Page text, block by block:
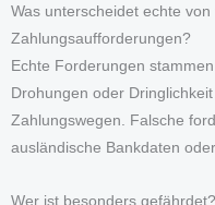
Was unterscheidet echte von
Zahlungsaufforderungen?
Echte Forderungen
Drohungen oder
Zahlungswegen. Falsche
ausländische Bankdaten
Wer ist besonders gefährdet?